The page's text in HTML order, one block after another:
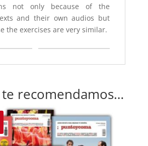
not only because of the
and their own audios but
the exercises are very similar.
recomendamos…